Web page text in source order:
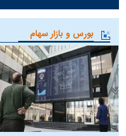
بورس و بازار سهام